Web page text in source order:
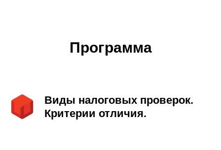
Программа
Виды налоговых проверок.
Критерии отличия.